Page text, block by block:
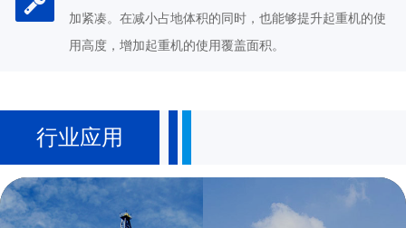
加紧凑。在减小占地体积的同时，也能够提升起重机的使
用高度，增加起重机的使用覆盖面积。
行业应用